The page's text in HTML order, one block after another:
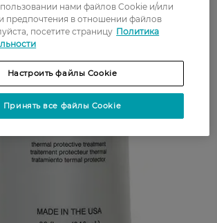
нами файлов Cookie и/или
предпочтения в отношении файлов
посетите страницу Политика
Настроить файлы Cookie
Принять все файлы Cookie